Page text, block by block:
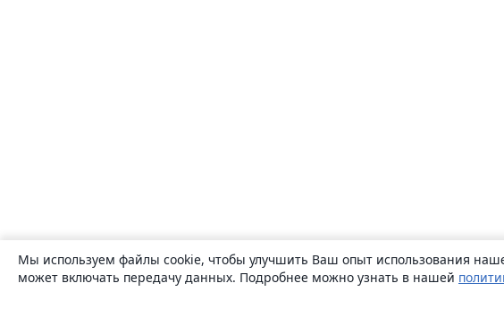
Мы используем файлы cookie, чтобы улучшить Ваш опыт использования
может включать передачу данных. Подробнее можно узнать в нашей